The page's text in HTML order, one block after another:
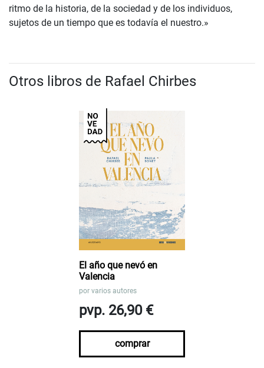
ritmo de la historia, de la sociedad y de los individuos,
sujetos de un tiempo que es todavía el nuestro.»
Otros libros de Rafael Chirbes
El año que nevó en
Valencia
por varios autores
pvp. 26,90 €
comprar